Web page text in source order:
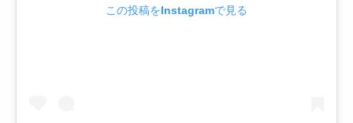
この投稿をInstagramで見る